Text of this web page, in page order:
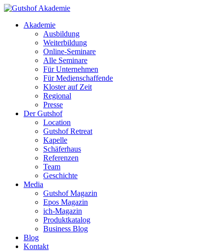
Akademie
Ausbildung
Weiterbildung
Online-Seminare
Alle Seminare
Für Unternehmen
Für Medienschaffende
Kloster auf Zeit
Regional
Presse
Der Gutshof
Location
Gutshof Retreat
Kapelle
Schäferhaus
Referenzen
Team
Geschichte
Media
Gutshof Magazin
Epos Magazin
ich-Magazin
Produktkatalog
Business Blog
Blog
Kontakt